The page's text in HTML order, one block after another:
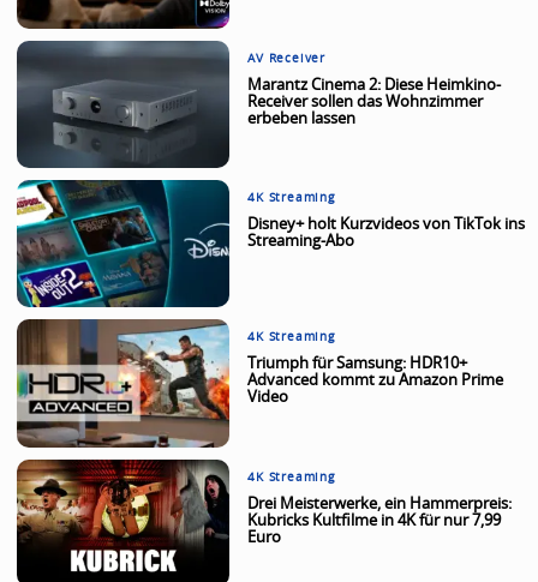
AV Receiver
Marantz Cinema 2: Diese Heimkino-
Receiver sollen das Wohnzimmer
erbeben lassen
4K Streaming
Disney+ holt Kurzvideos von TikTok ins
Streaming-Abo
4K Streaming
Triumph für Samsung: HDR10+
Advanced kommt zu Amazon Prime
Video
4K Streaming
Drei Meisterwerke, ein Hammerpreis:
Kubricks Kultfilme in 4K für nur 7,99
Euro